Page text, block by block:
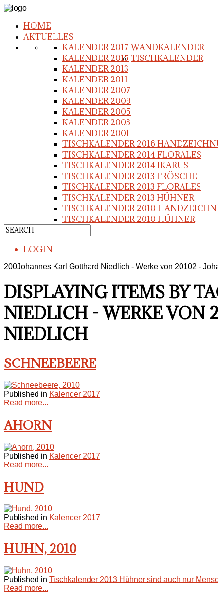
HOME
AKTUELLES
WANDKALENDER
KALENDER 2017
KALENDER 2015
KALENDER 2013
KALENDER 2011
KALENDER 2007
KALENDER 2009
KALENDER 2005
KALENDER 2003
KALENDER 2001
TISCHKALENDER
TISCHKALENDER 2016
TISCHKALENDER 2014 FLORALES
TISCHKALENDER 2014 IKARUS
TISCHKALENDER 2013 FRÖSCHE
TISCHKALENDER 2013 FLORALES
TISCHKALENDER 2013 HÜHNER
TISCHKALENDER 2010
TISCHKALENDER 2010 HÜHNER
LOGIN
200Johannes Karl Gotthard Niedlich - Werke von 20102 -
DISPLAYING ITEMS BY
NIEDLICH - WERKE VON
NIEDLICH
SCHNEEBEERE
Published in Kalender 2017
Read more...
AHORN
Published in Kalender 2017
Read more...
HUND
Published in Kalender 2017
Read more...
HUHN, 2010
Published in Tischkalender 2013 Hühner sind auch nur
Read more...